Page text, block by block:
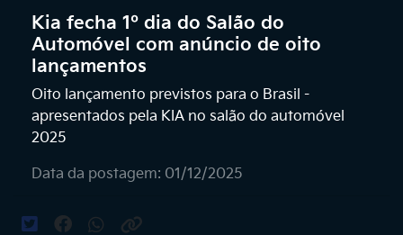
Kia fecha 1º dia do Salão do
Automóvel com anúncio de oito
lançamentos
Oito lançamento previstos para o Brasil -
apresentados pela KIA no salão do automóvel
2025
Data da postagem: 01/12/2025